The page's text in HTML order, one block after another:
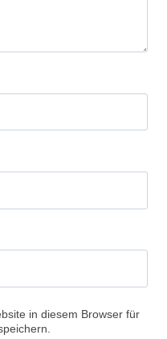
in diesem Browser für